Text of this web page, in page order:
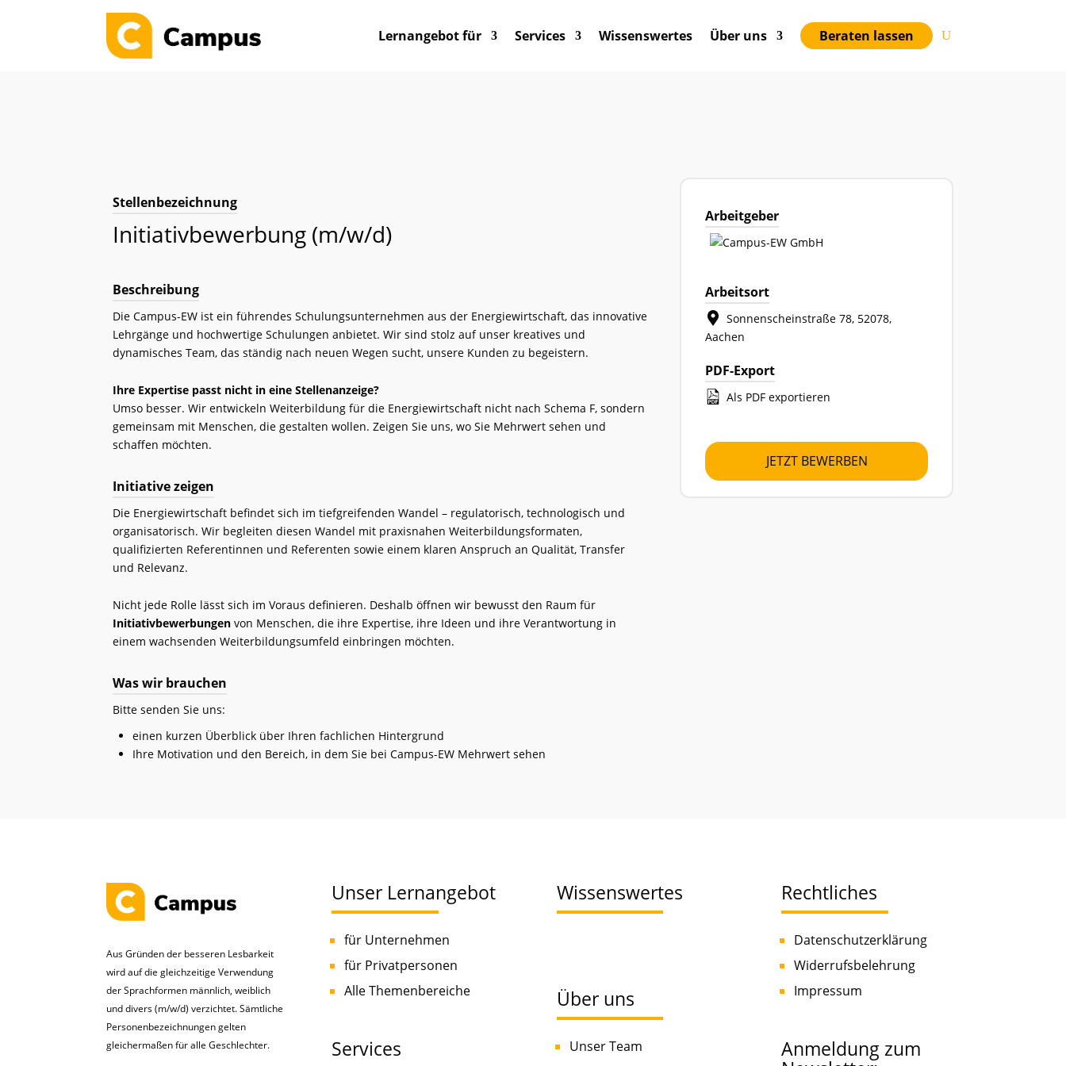
Lernangebot für Services Wissenswertes Über uns Beraten lassen
Stellenbezeichnung
Initiativbewerbung (m/w/d)
Beschreibung
Die Campus-EW ist ein führendes Schulungsunternehmen aus der Energiewirtschaft, das innovative
Lehrgänge und hochwertige Schulungen anbietet. Wir sind stolz auf unser kreatives und
dynamisches Team, das ständig nach neuen Wegen sucht, unsere Kunden zu begeistern.
Ihre Expertise passt nicht in eine Stellenanzeige?
Umso besser. Wir entwickeln Weiterbildung für die Energiewirtschaft nicht nach Schema F, sondern
gemeinsam mit Menschen, die gestalten wollen. Zeigen Sie uns, wo Sie Mehrwert sehen und
schaffen möchten.
Initiative zeigen
Die Energiewirtschaft befindet sich im tiefgreifenden Wandel – regulatorisch, technologisch und
organisatorisch. Wir begleiten diesen Wandel mit praxisnahen Weiterbildungsformaten,
qualifizierten Referentinnen und Referenten sowie einem klaren Anspruch an Qualität, Transfer
und Relevanz.
Nicht jede Rolle lässt sich im Voraus definieren. Deshalb öffnen wir bewusst den Raum für
Initiativbewerbungen von Menschen, die ihre Expertise, ihre Ideen und ihre Verantwortung in
einem wachsenden Weiterbildungsumfeld einbringen möchten.
Was wir brauchen
Bitte senden Sie uns:
einen kurzen Überblick über Ihren fachlichen Hintergrund
Ihre Motivation und den Bereich, in dem Sie bei Campus-EW Mehrwert sehen
Arbeitgeber
Arbeitsort
Sonnenscheinstraße 78, 52078,
Aachen
PDF-Export
Als PDF exportieren
JETZT BEWERBEN
Aus Gründen der besseren Lesbarkeit
wird auf die gleichzeitige Verwendung
der Sprachformen männlich, weiblich
und divers (m/w/d) verzichtet. Sämtliche
Personenbezeichnungen gelten
gleichermaßen für alle Geschlechter.
Unser Lernangebot
für Unternehmen
für Privatpersonen
Alle Themenbereiche
Services
Wissenswertes
Über uns
Unser Team
Rechtliches
Datenschutzerklärung
Widerrufsbelehrung
Impressum
Anmeldung zum